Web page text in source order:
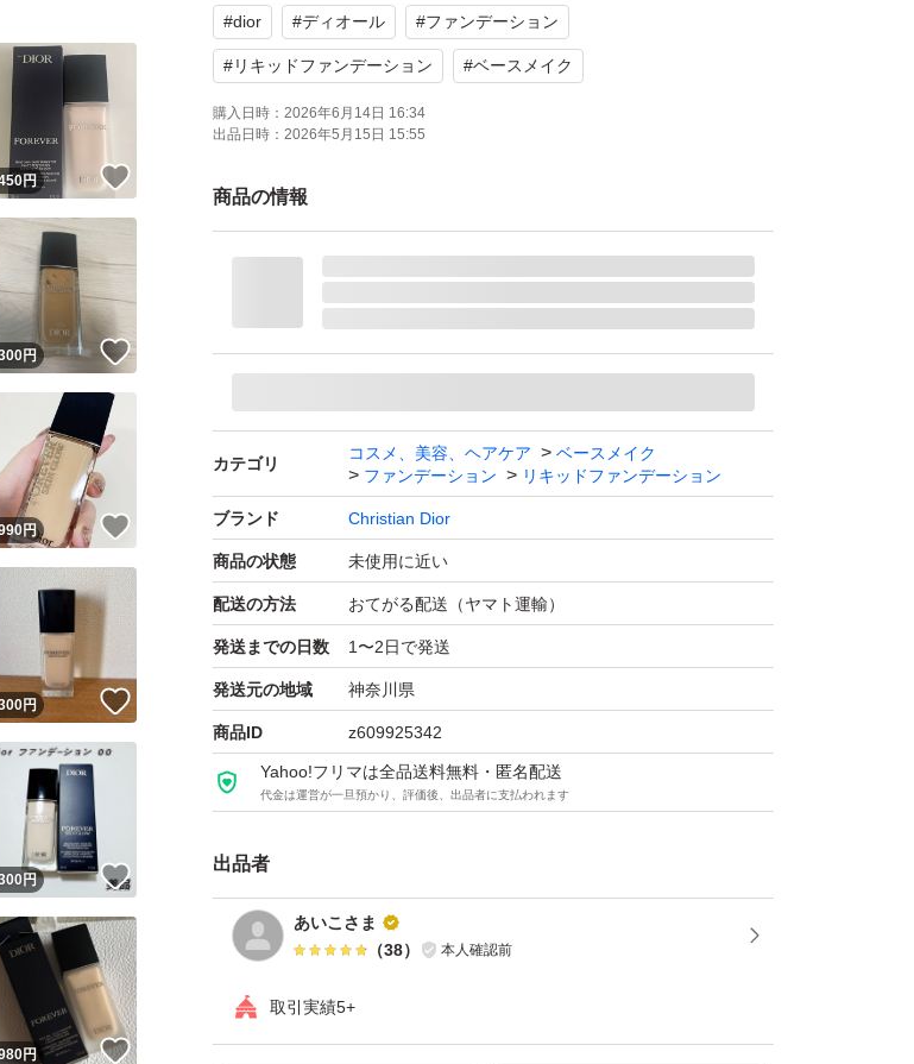
【カラー】ベージュ系
よろしくお願いいたします。
#dior #ディオール #ファンデーション
#リキッドファンデーション #ベースメイク
購入日時： 2026年6月14日 16:34
出品日時： 2026年5月15日 15:55
商品の情報
カテゴリ
コスメ、美容、ヘアケア
ベースメイク
ファンデーション
リキッドファンデーション
ブランド Christian Dior
商品の状態 未使用に近い
配送の方法 おてがる配送（ヤマト運輸）
発送までの日数 1〜2日で発送
発送元の地域 神奈川県
商品ID z609925342
Yahoo!フリマは全品送料無料・匿名配送
代金は運営が一旦預かり、評価後、出品者に支払われます
出品者
あいこさま
（38） 本人確認前
取引実績5+
！
円
！
円 いいね！
！
円
！
円
！円
！
円 いいね！